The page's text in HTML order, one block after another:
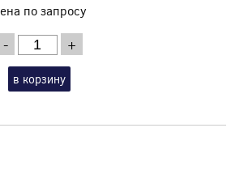
по запросу
- +
в корзину